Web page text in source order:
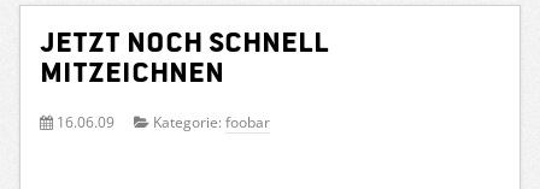
Jetzt noch schnell
mitzeichnen
16.06.09 Kategorie: foobar